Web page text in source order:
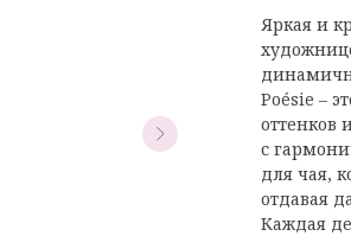
Яркая и
Poésie –
оттенков
с
для чая,
отдавая
Каждая